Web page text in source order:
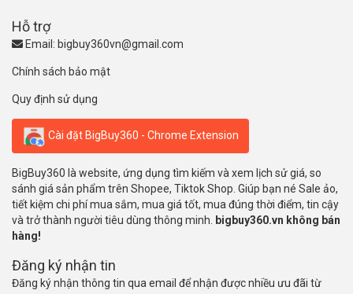
Hỗ trợ
Email: bigbuy360vn@gmail.com
Chính sách bảo mật
Quy định sử dụng
Cài đặt BigBuy360 - Chrome Extension
BigBuy360 là website, ứng dụng tìm kiếm và xem lịch sử giá, so
sánh giá sản phẩm trên Shopee, Tiktok Shop. Giúp bạn né Sale ảo,
tiết kiệm chi phí mua sắm, mua giá tốt, mua đúng thời điểm, tin cậy
và trở thành người tiêu dùng thông minh.
bigbuy360.vn không bán
hàng!
Đăng ký nhận tin
Đăng ký nhận thông tin qua email để nhận được nhiều ưu đãi từ